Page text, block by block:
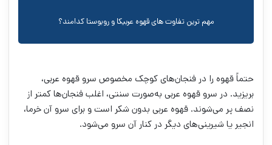
مهم ترین تفاوت های قهوه عربیکا و روبوستا کدامند؟
حتماً قهوه را در فنجان‌های کوچک مخصوص سرو قهوه عربی،
بریزید. در سرو قهوه عربی به‌صورت سنتی، اغلب فنجان‌ها کمتر از
نصف پر می‌شوند. قهوه عربی بدون شکر است و برای سرو آن خرما،
انجیر یا شیرینی‌های دیگر در کنار آن سرو می‌شود.